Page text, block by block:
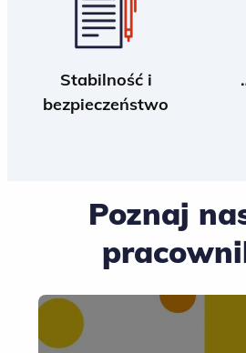
Stabilność i
bezpieczeństwo
Poznaj